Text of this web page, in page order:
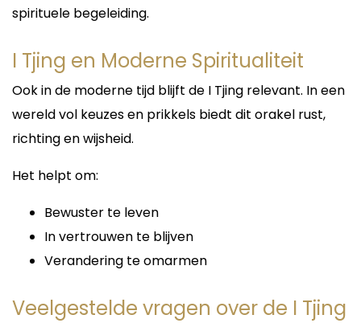
spirituele begeleiding.
I Tjing en Moderne Spiritualiteit
Ook in de moderne tijd blijft de I Tjing relevant. In een
wereld vol keuzes en prikkels biedt dit orakel rust,
richting en wijsheid.
Het helpt om:
Bewuster te leven
In vertrouwen te blijven
Verandering te omarmen
Veelgestelde vragen over de I Tjing